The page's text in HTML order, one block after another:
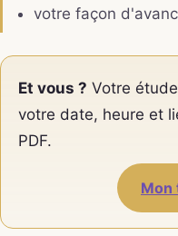
votre façon
Et vous ? Votre
votre date, heure et
PDF.
Mon